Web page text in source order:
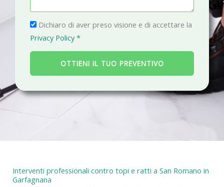
a
g
g
i
P
r
i
a
c
Dichiaro di aver preso visione e di accettare la
Privacy Policy *
OTTIENI IL TUO PREVENTIVO
Interventi professionali contro topi e ratti a San Romano in
Garfagnana